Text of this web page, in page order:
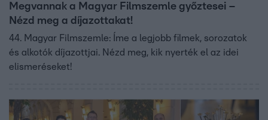
Megvannak a Magyar Filmszemle győztesei –
Nézd meg a díjazottakat!
44. Magyar Filmszemle: Íme a legjobb filmek, sorozatok
és alkotók díjazottjai. Nézd meg, kik nyerték el az idei
elismeréseket!